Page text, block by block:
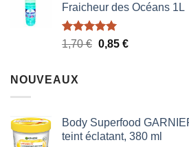
Fraicheur des Océans 1L
Note5.00
1,70€ Le
0,85 €Le
NOUVEAUX
Body Superfood
teint éclatant, 380 ml